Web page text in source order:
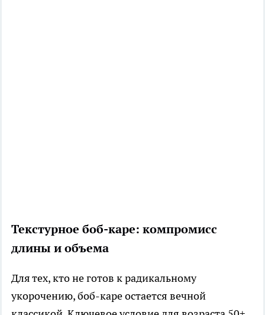
Текстурное боб-каре: компромисс
длины и объема
Для тех, кто не готов к радикальному
укорочению, боб-каре остается вечной